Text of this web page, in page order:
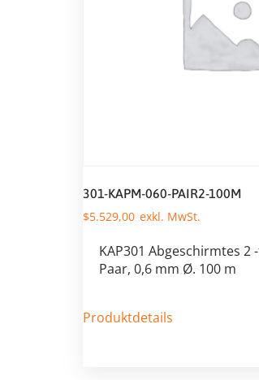
301-KAPM-060-PAIR2-100M
$5.529,00
KAP301 Abgeschirmtes 2
Paar, 0,6 mm Ø. 100 m
Produktdetails